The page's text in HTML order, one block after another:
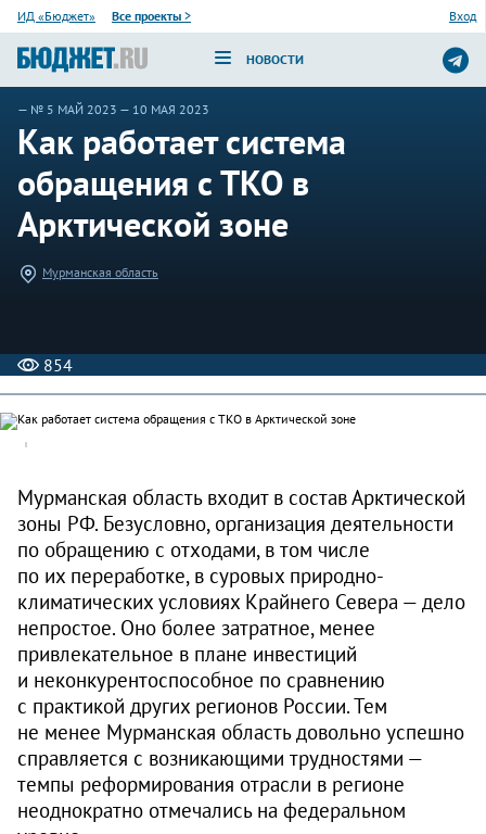
ИД «Бюджет» Все проекты > Вход
НОВОСТИ
— № 5 МАЙ 2023 — 10 МАЯ 2023
Как работает система
обращения с ТКО в
Арктической зоне
Мурманская область
854
Мурманская область входит в состав Арктической
зоны РФ. Безусловно, организация деятельности
по обращению с отходами, в том числе
по их переработке, в суровых природно-
климатических условиях Крайнего Севера — дело
непростое. Оно более затратное, менее
привлекательное в плане инвестиций
и неконкурентоспособное по сравнению
с практикой других регионов России. Тем
не менее Мурманская область довольно успешно
справляется с возникающими трудностями —
темпы реформирования отрасли в регионе
неоднократно отмечались на федеральном